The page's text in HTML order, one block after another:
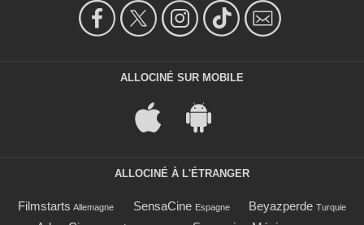
ALLOCINÉ SUR MOBILE
ALLOCINÉ À L'ÉTRANGER
Filmstarts Allemagne SensaCine Espagne Beyazperde Turquie